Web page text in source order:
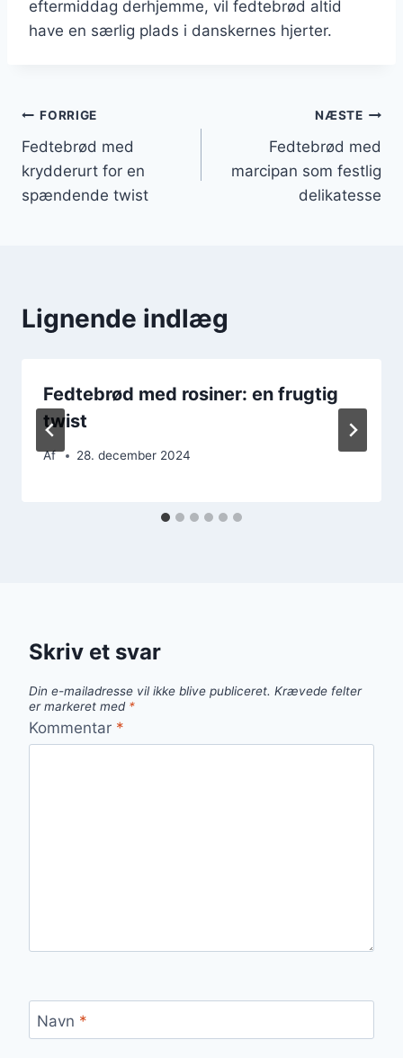
eftermiddag derhjemme, vil fedtebrød altid
have en særlig plads i danskernes hjerter.
Indlægsnavigation
FORRIGE
Fedtebrød med
krydderurt for en
spændende twist
NÆSTE
Fedtebrød med
marcipan som festlig
delikatesse
Lignende indlæg
Fedtebrød med rosiner: en frugtig
twist
Af 28. december 2024
Skriv et svar
Din e-mailadresse vil ikke blive publiceret. Krævede felter
er markeret med *
Kommentar *
Navn *